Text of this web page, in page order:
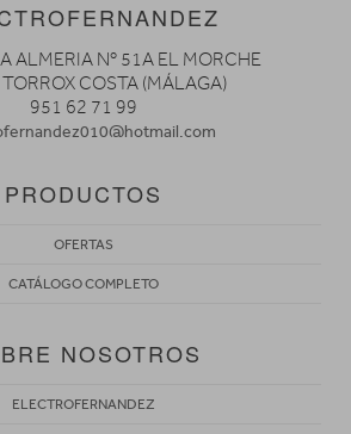
ALMERIA Nº 51A EL MORCHE
COSTA (MÁLAGA)
951 62 71 99
PRODUCTOS
OFERTAS
CATÁLOGO COMPLETO
NOSOTROS
ELECTROFERNANDEZ